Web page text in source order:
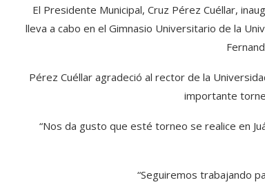
El Presidente Municipal, Cruz Pérez Cuéllar,
lleva a cabo en el Gimnasio Universitario de la
Pérez Cuéllar agradeció al rector de la
importante
“Nos da gusto que esté torneo se realice en
“Seguiremos trabajando